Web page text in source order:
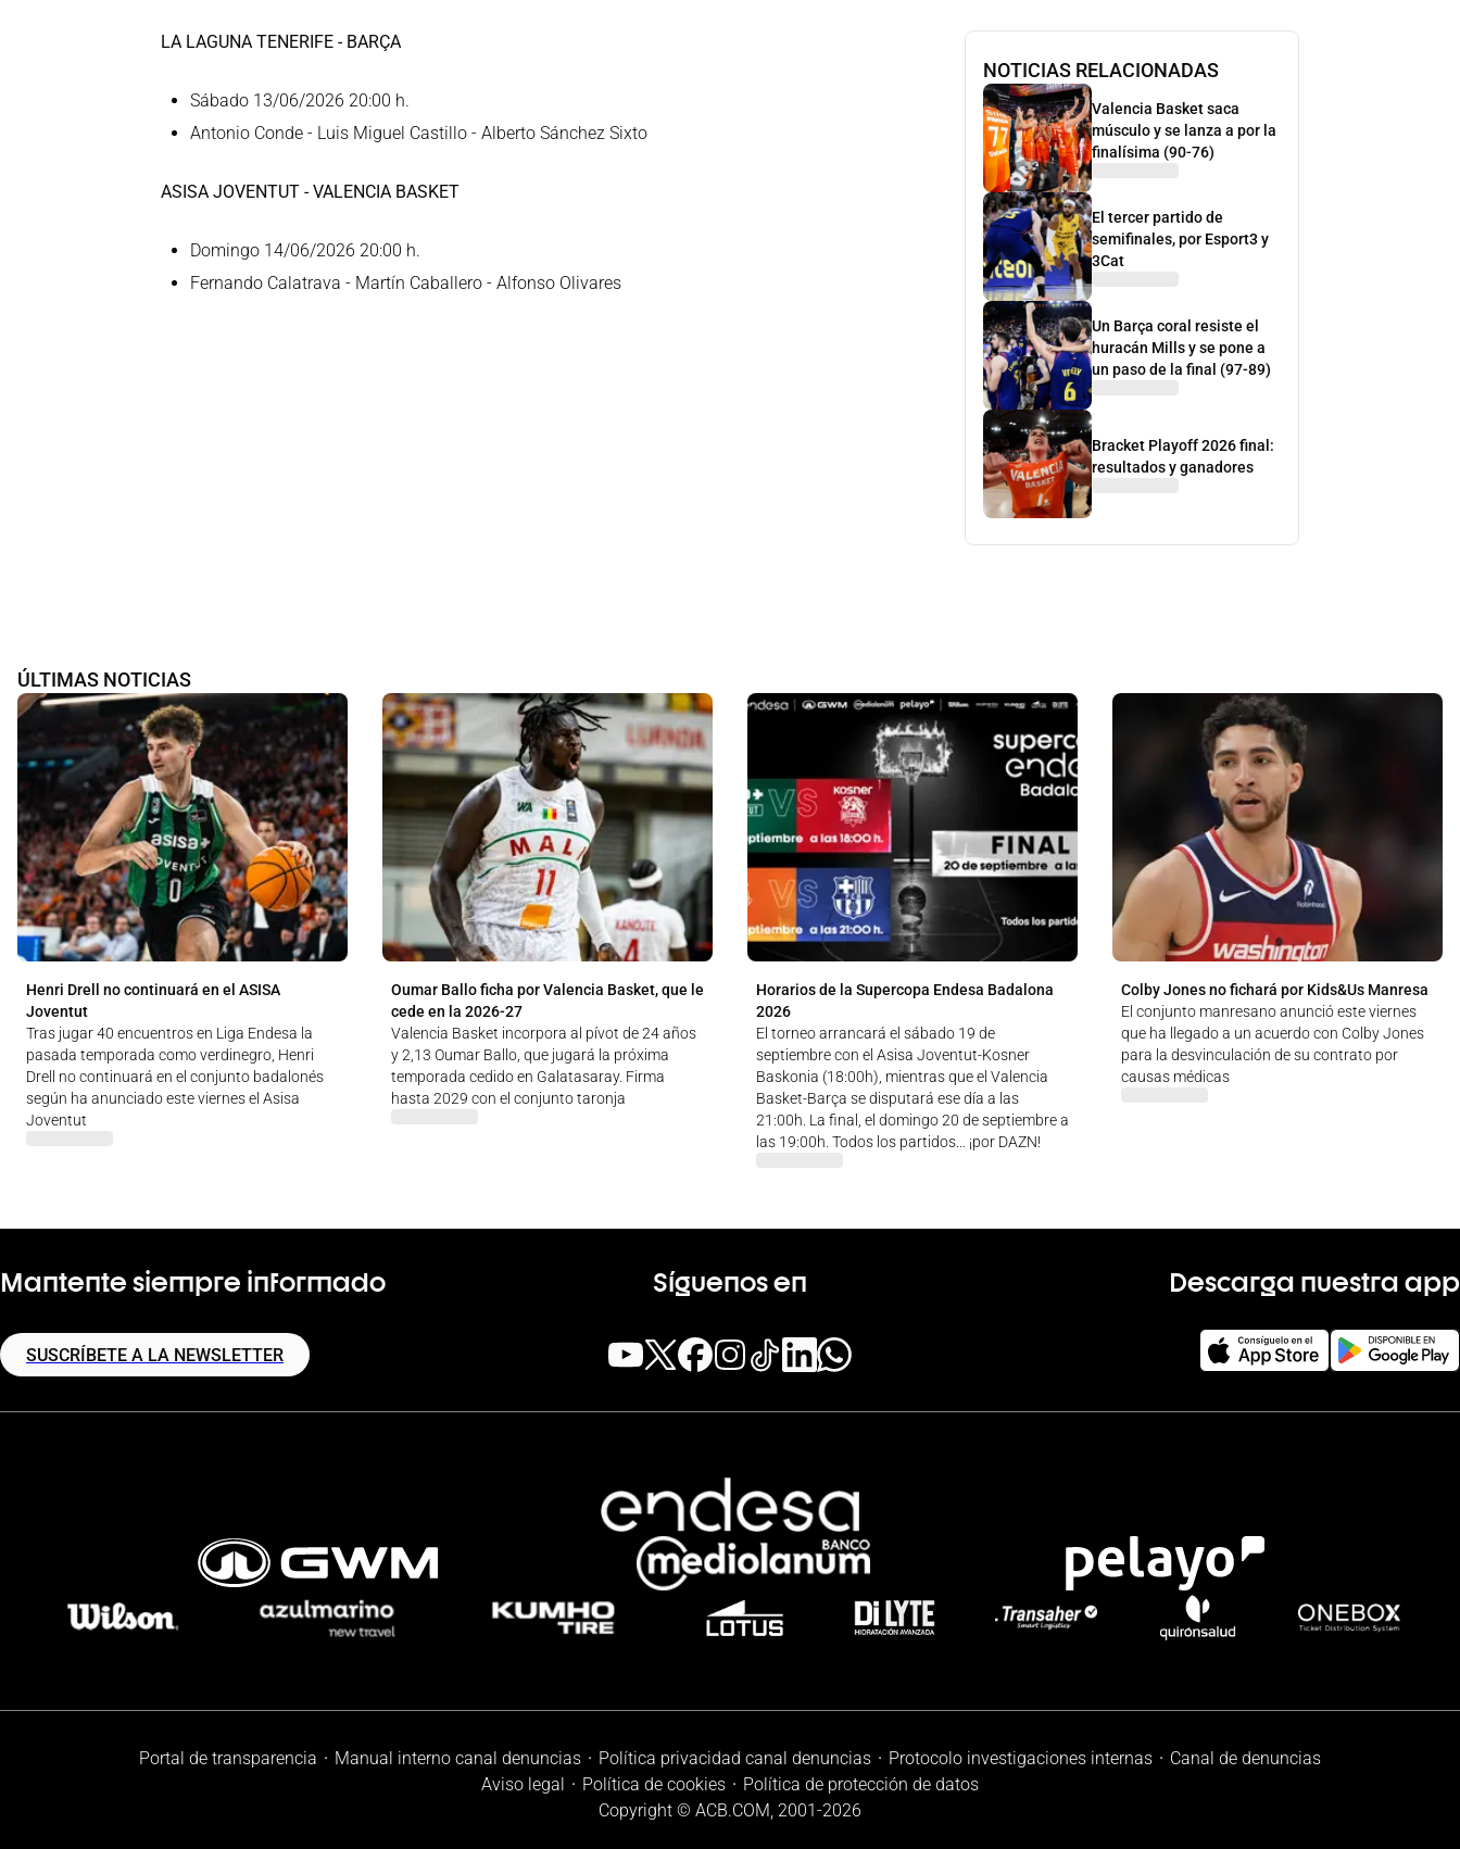
LA LAGUNA TENERIFE - BARÇA
Sábado 13/06/2026 20:00 h.
Antonio Conde - Luis Miguel Castillo - Alberto Sánchez Sixto
ASISA JOVENTUT - VALENCIA BASKET
Domingo 14/06/2026 20:00 h.
Fernando Calatrava - Martín Caballero - Alfonso Olivares
NOTICIAS RELACIONADAS
Valencia Basket saca
músculo y se lanza a por la
finalísima (90-76)
El tercer partido de
semifinales, por Esport3 y
3Cat
Un Barça coral resiste el
huracán Mills y se pone a
un paso de la final (97-89)
Bracket Playoff 2026 final:
resultados y ganadores
ÚLTIMAS NOTICIAS
Henri Drell no continuará en el ASISA
Joventut
Tras jugar 40 encuentros en Liga Endesa la
pasada temporada como verdinegro, Henri
Drell no continuará en el conjunto badalonés
según ha anunciado este viernes el Asisa
Joventut
Oumar Ballo ficha por Valencia Basket, que le
cede en la 2026-27
Valencia Basket incorpora al pívot de 24 años
y 2,13 Oumar Ballo, que jugará la próxima
temporada cedido en Galatasaray. Firma
hasta 2029 con el conjunto taronja
Horarios de la Supercopa Endesa Badalona
2026
El torneo arrancará el sábado 19 de
septiembre con el Asisa Joventut-Kosner
Baskonia (18:00h), mientras que el Valencia
Basket-Barça se disputará ese día a las
21:00h. La final, el domingo 20 de septiembre a
las 19:00h. Todos los partidos... ¡por DAZN!
Colby Jones no fichará por Kids&Us Manresa
El conjunto manresano anunció este viernes
que ha llegado a un acuerdo con Colby Jones
para la desvinculación de su contrato por
causas médicas
Mantente siempre informado
SUSCRÍBETE A LA NEWSLETTER
Síguenos en Descarga nuestra app
Portal de transparencia Manual interno canal denuncias Política privacidad canal denuncias Protocolo investigaciones internas
Canal de denuncias
Aviso legal
Política de cookies
Política de protección de datos
Copyright © ACB.COM, 2001-2026